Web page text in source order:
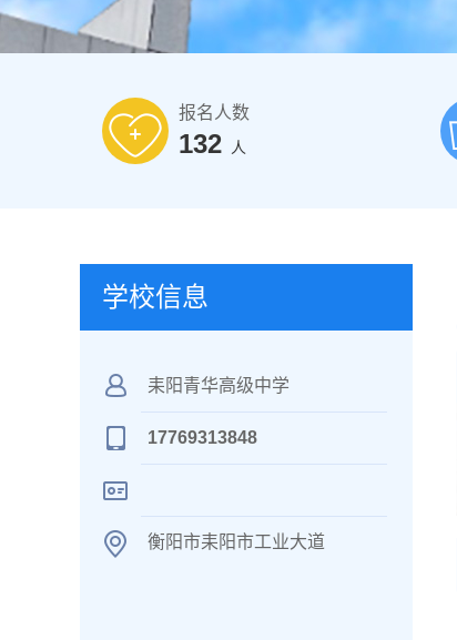
报名人数
132 人
学校信息
耒阳青华高级中学
17769313848
衡阳市耒阳市工业大道